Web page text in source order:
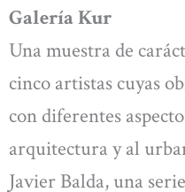
Galería Kur
Una muestra de
cinco artistas cuyas
con diferentes
arquitectura y al
Javier Balda, una